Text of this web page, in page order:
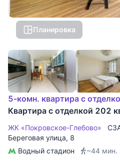
Планировка
5-комн. квартира с
Квартира с отделкой 202
ЖК «Покровское-Глебово»
Береговая улица, 8
Водный стадион
~44 мин.